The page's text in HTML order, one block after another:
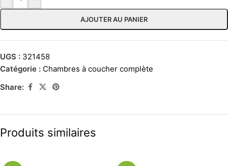
AJOUTER AU PANIER
UGS : 321458
Catégorie : Chambres à coucher complète
Share:
Produits similaires